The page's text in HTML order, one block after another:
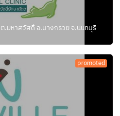
.มหาสวัสดิ์ อ.บางกรวย จ.นนทบุรี
promoted